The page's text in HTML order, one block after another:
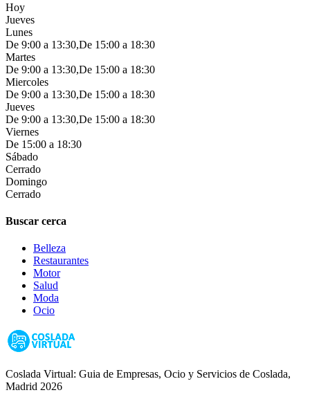
Hoy
Jueves
Lunes
De 9:00 a 13:30,De 15:00 a 18:30
Martes
De 9:00 a 13:30,De 15:00 a 18:30
Miercoles
De 9:00 a 13:30,De 15:00 a 18:30
Jueves
De 9:00 a 13:30,De 15:00 a 18:30
Viernes
De 15:00 a 18:30
Sábado
Cerrado
Domingo
Cerrado
Buscar cerca
Belleza
Restaurantes
Motor
Salud
Moda
Ocio
Coslada Virtual: Guia de Empresas, Ocio y Servicios de Coslada,
Madrid 2026